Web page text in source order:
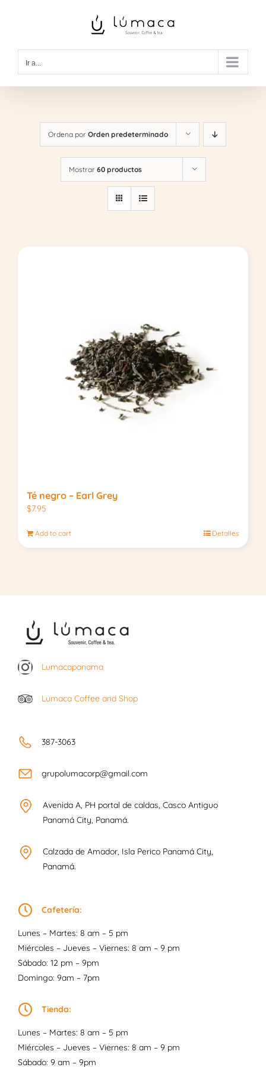
Ir a...
Ordena por Orden predeterminado
Mostrar 60 productos
Té negro – Earl Grey
$7.95
Add to cart Detalles
Lumacapanama
Lumaca Coffee and Shop
387-3063
grupolumacorp@gmail.com
Avenida A, PH portal de caldas, Casco Antiguo
Panamá City, Panamá.
Calzada de Amador, Isla Perico Panamá City,
Panamá.
Cafetería:
Lunes – Martes: 8 am – 5 pm
Miércoles – Jueves – Viernes: 8 am – 9 pm
Sábado: 12 pm – 9pm
Domingo: 9am – 7pm
Tienda:
Lunes – Martes: 8 am – 5 pm
Miércoles – Jueves – Viernes: 8 am – 9 pm
Sábado: 9 am – 9pm